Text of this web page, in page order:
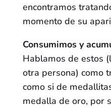
encontramos
momento de su
Consumimos y
Hablamos de estos
otra persona) como
como si de
medalla de oro, por